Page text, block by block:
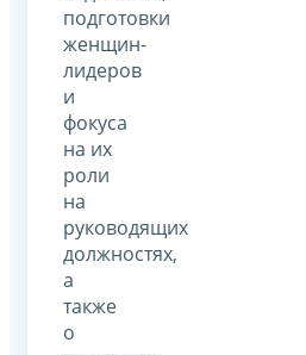
подготовки
женщин-
лидеров
и
фокуса
на их
роли
на
руководящих
должностях,
а
также
о